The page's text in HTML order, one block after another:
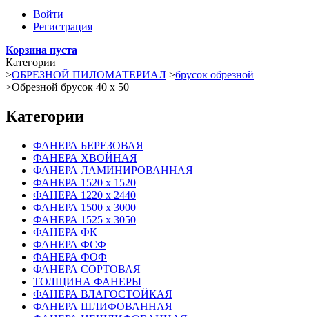
Войти
Регистрация
Корзина пуста
Категории
>ОБРЕЗНОЙ ПИЛОМАТЕРИАЛ >брусок обрезной
>Обрезной брусок 40 х 50
Категории
ФАНЕРА БЕРЕЗОВАЯ
ФАНЕРА ХВОЙНАЯ
ФАНЕРА ЛАМИНИРОВАННАЯ
ФАНЕРА 1520 х 1520
ФАНЕРА 1220 х 2440
ФАНЕРА 1500 х 3000
ФАНЕРА 1525 х 3050
ФАНЕРА ФК
ФАНЕРА ФСФ
ФАНЕРА ФОФ
ФАНЕРА СОРТОВАЯ
ТОЛЩИНА ФАНЕРЫ
ФАНЕРА ВЛАГОСТОЙКАЯ
ФАНЕРА ШЛИФОВАННАЯ